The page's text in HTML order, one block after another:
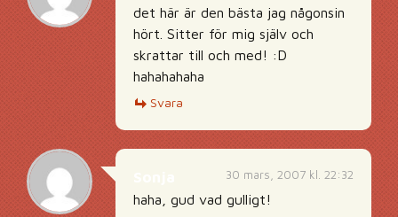
det här är den bästa jag någonsin
hört. Sitter för mig själv och
skrattar till och med! :D
hahahahaha
Svara
30 mars, 2007 kl. 22:32
haha, gud vad gulligt!